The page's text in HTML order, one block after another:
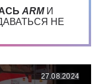
ARMИ
НЕ
27.08.2024